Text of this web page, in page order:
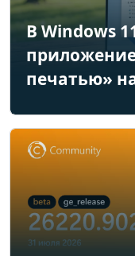
В Windows
печатью»